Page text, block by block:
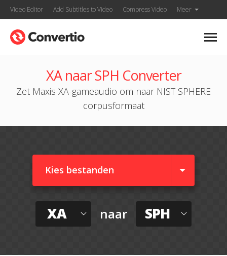
Video Editor Add Subtitles to Video Compress Video Meer
XA naar SPH Converter
Zet Maxis XA-gameaudio om naar NIST SPHERE
corpusformaat
Kies bestanden
XA naar SPH